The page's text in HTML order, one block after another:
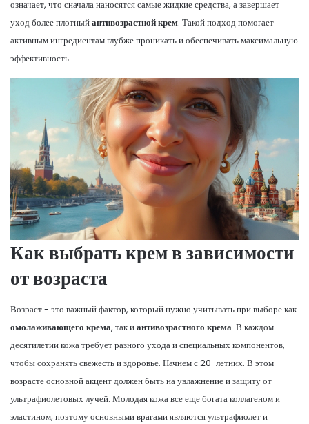
означает, что сначала наносятся самые жидкие средства, а завершает
уход более плотныйантивозрастной крем. Такой подход помогает
активным ингредиентам глубже проникать и обеспечивать максимальную
эффективность.
Как выбрать крем в зависимости
от возраста
Возраст - это важный фактор, который нужно учитывать при выборе как
омолаживающего крема, так иантивозрастного крема. В каждом
десятилетии кожа требует разного ухода и специальных компонентов,
чтобы сохранять свежесть и здоровье. Начнем с 20-летних. В этом
возрасте основной акцент должен быть на увлажнение и защиту от
ультрафиолетовых лучей. Молодая кожа все еще богата коллагеном и
эластином, поэтому основными врагами являются ультрафиолет и